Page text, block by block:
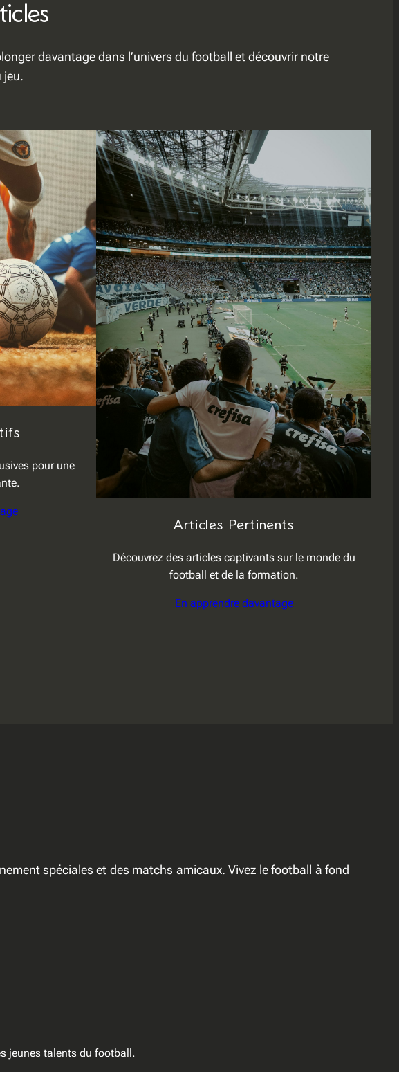
davantage dans l’univers du football et découvrir notre
jeu.
pour une
Articles Pertinents
Découvrez des articles captivants sur le monde du
football et de la formation.
En apprendre davantage
spéciales et des matchs amicaux. Vivez le football à fond
jeunes talents du football.